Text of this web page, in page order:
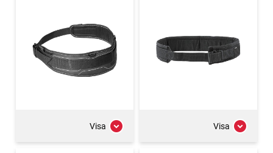
Visa Visa